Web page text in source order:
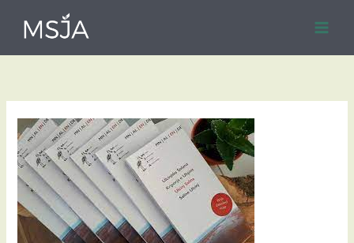
content